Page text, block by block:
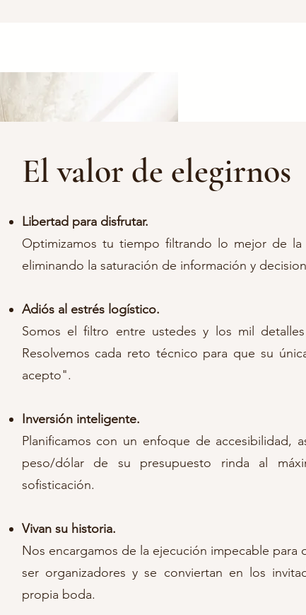
El valor de elegirnos
Libertad para disfrutar.
Optimizamos tu tiempo filtrando lo mejor de la
eliminando la saturación de información y
Adiós al estrés logístico.
Somos el filtro entre ustedes y los mil
Resolvemos cada reto técnico para que su
acepto".
Inversión inteligente.
Planificamos con un enfoque de accesibilidad,
peso/dólar de su presupuesto rinda al
sofisticación.
Vivan su historia.
Nos encargamos de la ejecución impecable para
ser organizadores y se conviertan en los
propia boda.